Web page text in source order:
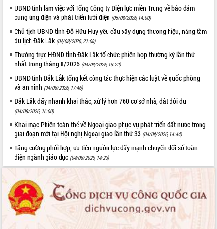
quan Đảng, Nhà nước
Lễ phát động chuỗi hoạt động chung
tay làm sạch môi trường
Xã Ea Kar bước chuyển mình trong
công tác cải cách hành chính mô hình
mới
UBND tỉnh họp báo định kỳ tháng 4
năm 2026
Hội thảo khoa học “Giải pháp thúc đẩy
phát triển nền kinh tế xanh tại tỉnh
Đắk Lắk”
Tăng cường giám sát, đôn đốc thực
hiện nhiệm vụ quản lý tài sản công
hàng tuần
Tháo gỡ những vướng mắc, đẩy mạnh
công tác cải cách thủ tục hành chính
tại Trung tâm Phục vụ hành chính
công tỉnh
Đắk Lắk: Tôn vinh 46 giải pháp tại Hội
thi Sáng tạo Kỹ thuật 2024 - 2025
Đắk Lắk rà soát, điều chỉnh Đề án 190
UBND tỉnh làm việc với Tổng Công ty Điện lực miền Trung về bảo đảm
cung ứng điện và phát triển lưới điện (05/08/2026, 14:00)
Chủ tịch UBND tỉnh Đỗ Hữu Huy yêu cầu xây dựng thương hiệu, nâng tầm
du lịch Đắk Lắk (04/08/2026, 21:00)
Thường trực HĐND tỉnh Đắk Lắk tổ chức phiên họp thường kỳ lần thứ
nhất trong tháng 8/2026 (04/08/2026, 18:22)
UBND tỉnh Đắk Lắk tổng kết công tác thực hiện các luật về quốc phòng
và an ninh (04/08/2026, 17:46)
Đắk Lắk đẩy nhanh khai thác, xử lý hơn 760 cơ sở nhà, đất dôi dư
(04/08/2026, 16:00)
Khai mạc Phiên toàn thể về Ngoại giao phục vụ phát triển đất nước trong
giai đoạn mới tại Hội nghị Ngoại giao lần thứ 33 (04/08/2026, 14:44)
Tăng cường phối hợp, ưu tiên nguồn lực đẩy mạnh chuyển đổi số toàn
diện ngành giáo dục (04/08/2026, 14:23)